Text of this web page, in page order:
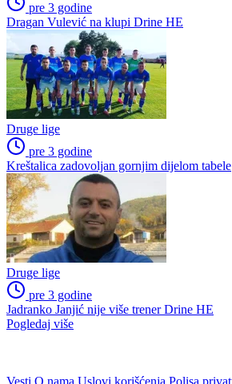
pre 3 godine
Dragan Vulević na klupi Drine HE
Druge lige
pre 3 godine
Kreštalica zadovoljan gornjim dijelom tabele
Druge lige
pre 3 godine
Jadranko Janjić nije više trener Drine HE
Pogledaj više